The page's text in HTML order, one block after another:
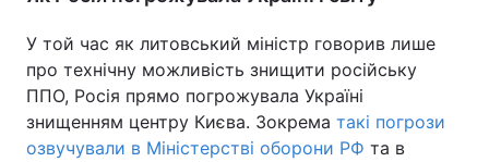
У той час як литовський міністр говорив лише
про технічну можливість знищити російську
ППО, Росія прямо погрожувала Україні
знищенням центру Києва. Зокрема такі погрози
озвучували в Міністерстві оборони РФ та в